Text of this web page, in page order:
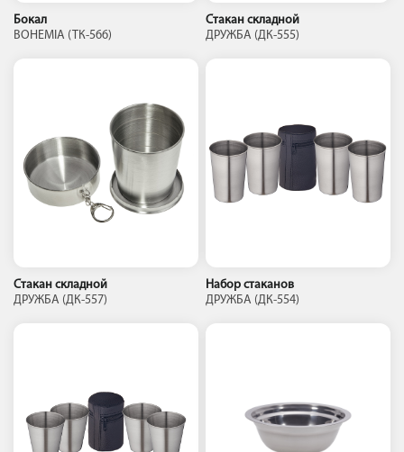
Бокал
BOHEMIA (TК-566)
Стакан складной
ДРУЖБА (ДК-555)
Стакан складной
ДРУЖБА (ДК-557)
Набор стаканов
ДРУЖБА (ДК-554)